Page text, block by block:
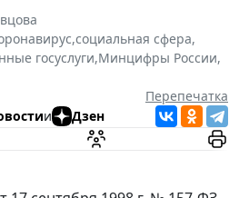
,социальная сфера,
госуслуги,Минцифры России,
Перепечатка
и Дзен